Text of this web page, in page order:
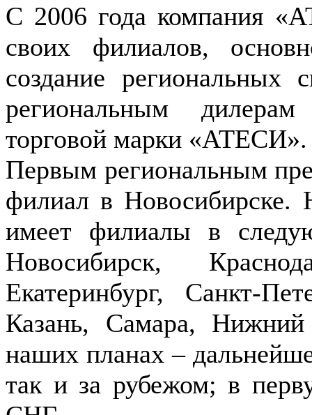
С 2006 года компания
своих филиалов,
создание региональных
региональным
торговой марки «АТЕСИ».
Первым региональным
филиал в
имеет филиалы в
Новосибирск,
Екатеринбург, Санкт-
Казань, Самара,
наших планах –
так и за рубежом; в